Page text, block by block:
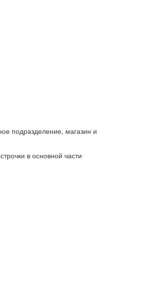
подразделение, магазин и
в основной части